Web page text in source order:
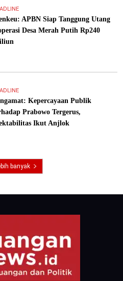
APBN Siap Tanggung Utang
Desa Merah Putih Rp240
Kepercayaan Publik
Prabowo Tergerus,
Ikut Anjlok
banyak